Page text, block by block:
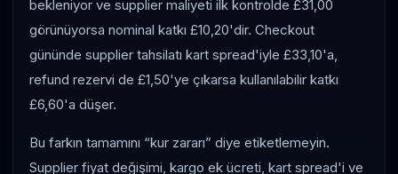
bekleniyor ve supplier maliyeti ilk kontrolde £31,00
görünüyorsa nominal katkı £10,20'dir. Checkout
gününde supplier tahsilatı kart spread'iyle £33,10'a,
refund rezervi de £1,50'ye çıkarsa kullanılabilir katkı
£6,60'a düşer.
Bu farkın tamamını “kur zararı” diye etiketlemeyin.
Supplier fiyat değişimi, kargo ek ücreti, kart spread'i ve